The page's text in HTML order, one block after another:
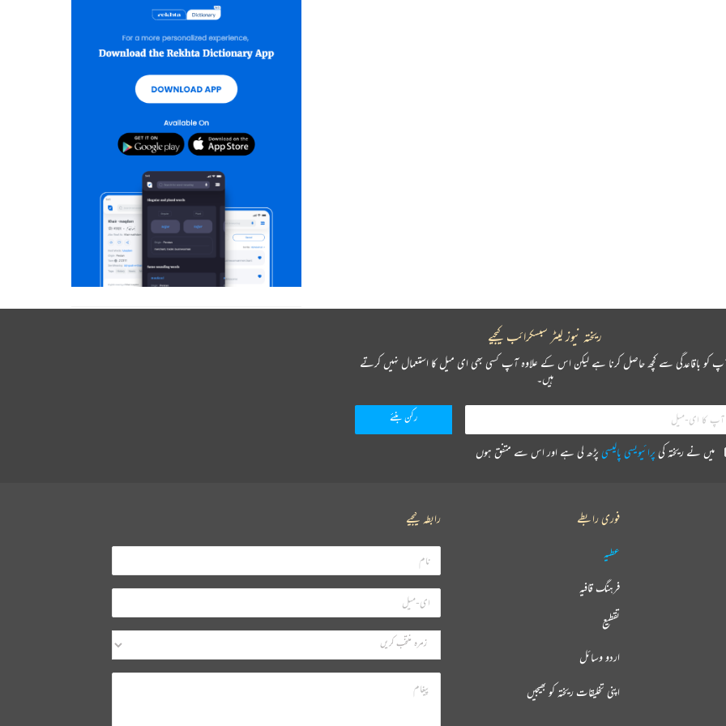
ریختہ نیوز لیٹر سبسکرائب کیجیے
کو باقاعدگی سے کچھ حاصل کرنا ہے لیکن اس کے علاوہ آپ کسی بھی ای میل کا استعمال نہیں کرتے
ہیں۔
میں نے ریختہ کی پرائیویسی پالیسی پڑھ لی ہے اور اس سے متفق ہوں
فوری رابطے
عطیہ
فرہنگ قافیہ
تقطیع
اردو وسائل
اپنی تخلیقات ریختہ کو بھیجیں
رابطہ کیجیے